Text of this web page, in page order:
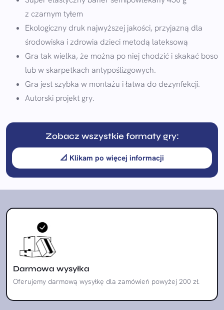
z czarnym tyłem
Ekologiczny druk najwyższej jakości, przyjazną dla
środowiska i zdrowia dzieci metodą lateksową
Gra tak wielka, że można po niej chodzić i skakać boso
lub w skarpetkach antypoślizgowych.
Gra jest szybka w montażu i łatwa do dezynfekcji.
Autorski projekt gry.
Zobacz wszystkie formaty gry:
📐 Klikam po więcej informacji
Darmowa wysyłka
Oferujemy darmową wysyłkę dla zamówień powyżej 200 zł.